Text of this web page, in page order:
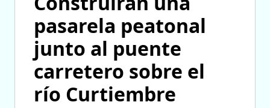
pasarela peatonal
junto al puente
carretero sobre el
río Curtiembre